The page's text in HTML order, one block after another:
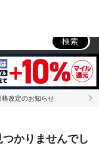
検索
改定のお知らせ
かりませんでし